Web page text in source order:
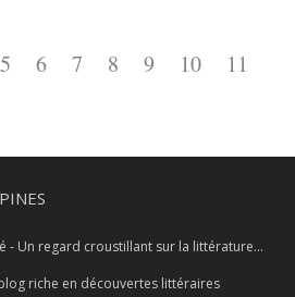
5 6 7 8 9 10
11
- Un regard croustillant sur la littérature...
riche en découvertes littéraires